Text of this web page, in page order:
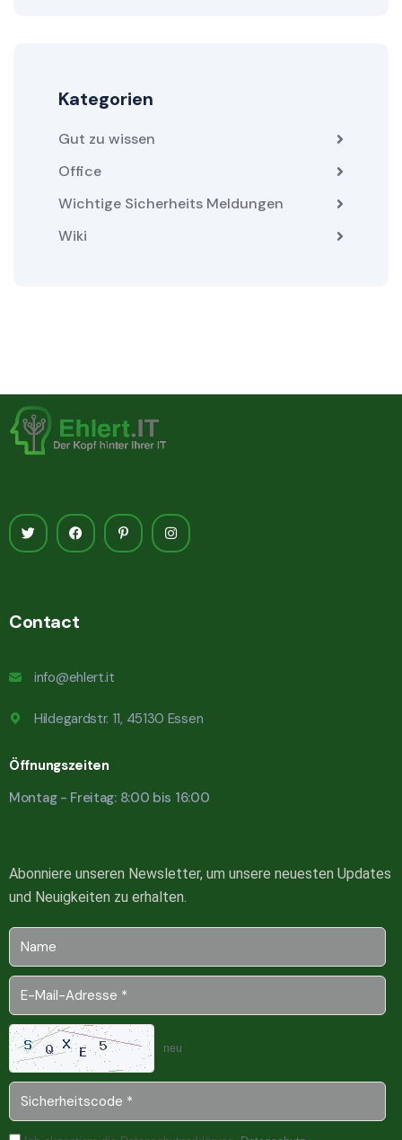
Kategorien
Gut zu wissen
Office
Wichtige Sicherheits Meldungen
Wiki
Contact
info@ehlert.it
Hildegardstr. 11, 45130 Essen
Öffnungszeiten
Montag - Freitag: 8:00 bis 16:00
Abonniere unseren Newsletter, um unsere neuesten Updates
und Neuigkeiten zu erhalten.
neu